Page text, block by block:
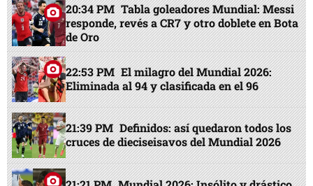
20:34 PM Tabla goleadores Mundial: Messi
responde, revés a CR7 y otro doblete en Bota
de Oro
22:53 PM El milagro del Mundial 2026:
Eliminada al 94 y clasificada en el 96
21:39 PM Definidos: así quedaron todos los
cruces de dieciseisavos del Mundial 2026